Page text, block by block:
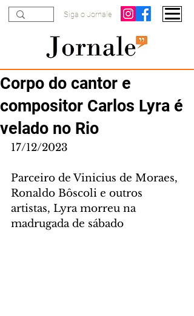
Siga o Jornale
Corpo do cantor e
compositor Carlos Lyra é
velado no Rio
17/12/2023
Parceiro de Vinicius de Moraes,
Ronaldo Bôscoli e outros
artistas, Lyra morreu na
madrugada de sábado